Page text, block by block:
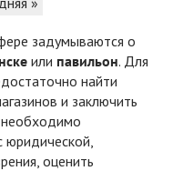
задумываются о
или павильон. Для
найти
и заключить
юридической,
оценить